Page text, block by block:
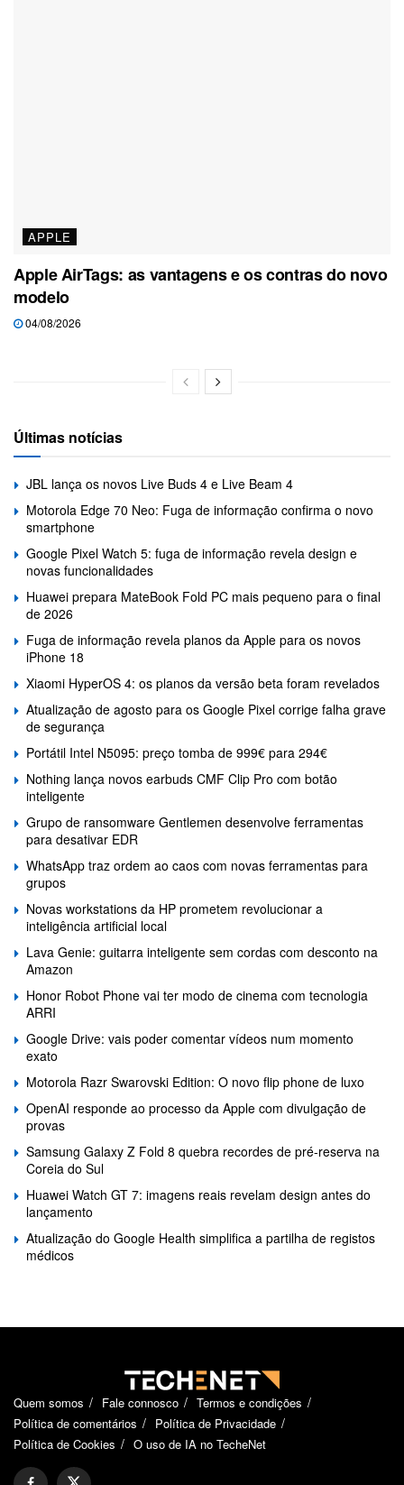
APPLE
Apple AirTags: as vantagens e os contras do novo
modelo
04/08/2026
Últimas notícias
JBL lança os novos Live Buds 4 e Live Beam 4
Motorola Edge 70 Neo: Fuga de informação confirma o novo
smartphone
Google Pixel Watch 5: fuga de informação revela design e
novas funcionalidades
Huawei prepara MateBook Fold PC mais pequeno para o final
de 2026
Fuga de informação revela planos da Apple para os novos
iPhone 18
Xiaomi HyperOS 4: os planos da versão beta foram revelados
Atualização de agosto para os Google Pixel corrige falha grave
de segurança
Portátil Intel N5095: preço tomba de 999€ para 294€
Nothing lança novos earbuds CMF Clip Pro com botão
inteligente
Grupo de ransomware Gentlemen desenvolve ferramentas
para desativar EDR
WhatsApp traz ordem ao caos com novas ferramentas para
grupos
Novas workstations da HP prometem revolucionar a
inteligência artificial local
Lava Genie: guitarra inteligente sem cordas com desconto na
Amazon
Honor Robot Phone vai ter modo de cinema com tecnologia
ARRI
Google Drive: vais poder comentar vídeos num momento
exato
Motorola Razr Swarovski Edition: O novo flip phone de luxo
OpenAI responde ao processo da Apple com divulgação de
provas
Samsung Galaxy Z Fold 8 quebra recordes de pré-reserva na
Coreia do Sul
Huawei Watch GT 7: imagens reais revelam design antes do
lançamento
Atualização do Google Health simplifica a partilha de registos
médicos
Quem somos Fale connosco
Termos e condições
Política de comentários
Política de Privacidade
Política de Cookies
O uso de IA no TecheNet